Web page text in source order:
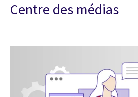
Centre des médias